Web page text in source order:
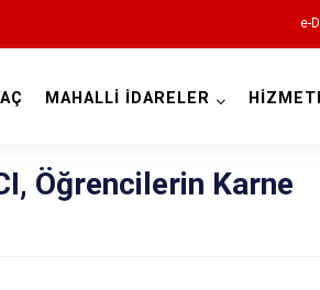
e-
MAHALLİ İDARELER
Öğrencilerin Karne